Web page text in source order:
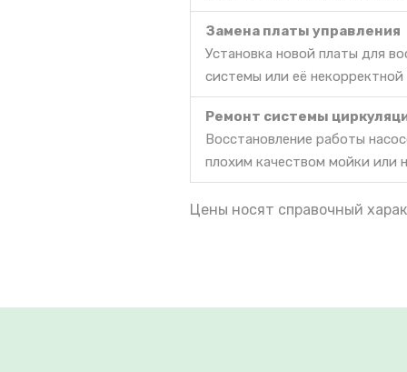
Замена платы управления
Установка новой платы для
системы или её
Ремонт системы
Восстановление работы
плохим качеством мойки или
Цены носят справочный